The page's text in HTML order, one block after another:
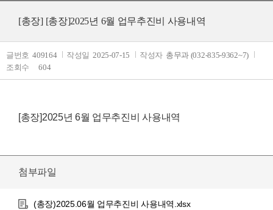
[총장] [총장]2025년 6월 업무추진비 사용내역
글번호 409164 작성일 2025-07-15 작성자 총무과 (032-835-9362~7)
조회수
604
[총장]2025년 6월 업무추진비 사용내역
첨부파일
(총장)2025.06월 업무추진비 사용내역.xlsx